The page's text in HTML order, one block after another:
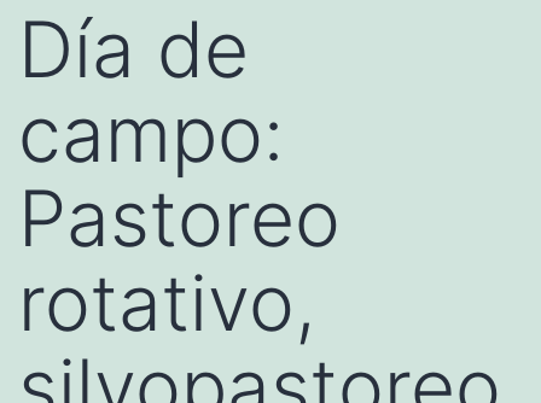
Día de
campo:
Pastoreo
rotativo,